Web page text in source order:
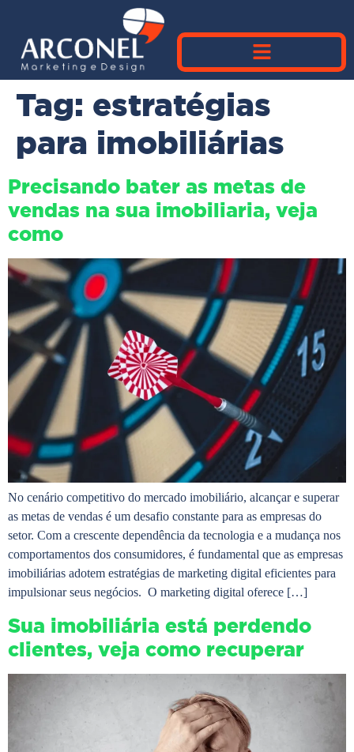
Tag: estratégias
para imobiliárias
Precisando bater as metas de
vendas na sua imobiliaria, veja
como
No cenário competitivo do mercado imobiliário, alcançar e superar
as metas de vendas é um desafio constante para as empresas do
setor. Com a crescente dependência da tecnologia e a mudança nos
comportamentos dos consumidores, é fundamental que as empresas
imobiliárias adotem estratégias de marketing digital eficientes para
impulsionar seus negócios. O marketing digital oferece […]
Sua imobiliária está perdendo
clientes, veja como recuperar